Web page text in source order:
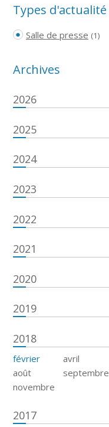
Types d'actualité
Salle de presse (1)
Archives
2026
2025
2024
2023
2022
2021
2020
2019
2018
février avril
août
septembre
novembre
2017